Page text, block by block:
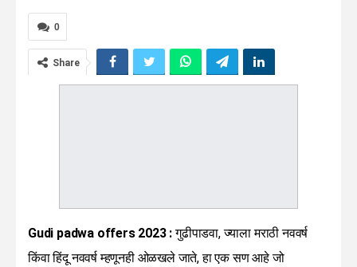
0
Share
Gudi padwa offers 2023 :गुढीपाडवा, ज्याला मराठी नववर्ष
किंवा हिंदू नववर्ष म्हणूनही ओळखले जाते, हा एक सण आहे जो